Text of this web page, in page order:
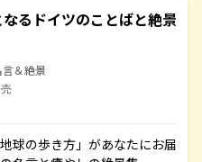
るドイツのことばと絶景
＆絶景
球の歩き方」があなたにお届